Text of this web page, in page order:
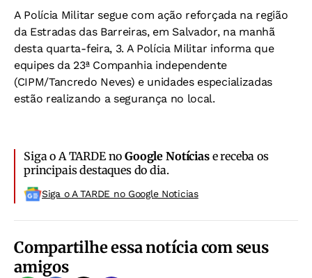
A Polícia Militar segue com ação reforçada na região
da Estradas das Barreiras, em Salvador, na manhã
desta quarta-feira, 3. A Polícia Militar informa que
equipes da 23ª Companhia independente
(CIPM/Tancredo Neves) e unidades especializadas
estão realizando a segurança no local.
Siga o A TARDE noGoogle Notíciase receba os
principais destaques do dia.
Siga o A TARDE no Google Noticias
Compartilhe essa notícia com seus
amigos